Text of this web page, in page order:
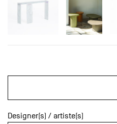
Designer(s) / artiste(s)